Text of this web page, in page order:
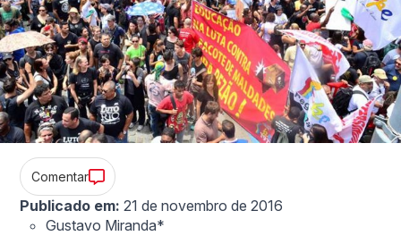
Comentar
Publicado em: 21 de novembro de 2016
Gustavo Miranda*